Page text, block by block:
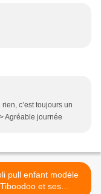
c’est toujours un
Agréable journée
pull enfant modèle
Tiboodoo et ses